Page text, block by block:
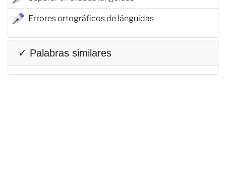
Errores ortográficos de lánguidas
✓ Palabras similares